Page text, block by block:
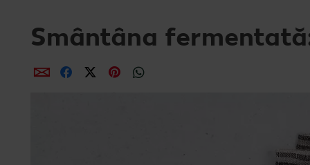
Smântâna
DistribuieDistribuieDistribuieDistribuie